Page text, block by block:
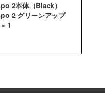
2本体（Black）
2 グリーンアップ
1